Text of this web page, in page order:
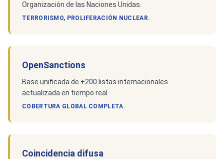
Organización de las Naciones Unidas.
TERRORISMO, PROLIFERACIÓN NUCLEAR.
OpenSanctions
Base unificada de +200 listas internacionales
actualizada en tiempo real.
COBERTURA GLOBAL COMPLETA.
Coincidencia difusa